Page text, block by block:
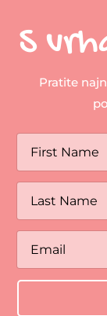
S
Pratite